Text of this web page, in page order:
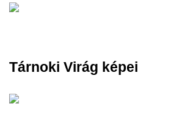
Tárnoki Virág képei